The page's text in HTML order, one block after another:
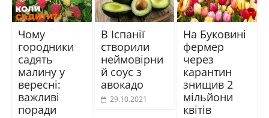
Чому
городники
садять
малину у
вересні:
важливі
поради
В Іспанії
створили
неймовірни
й соус з
авокадо
29.10.2021
На Буковині
фермер
через
карантин
знищив 2
мільйони
квітів